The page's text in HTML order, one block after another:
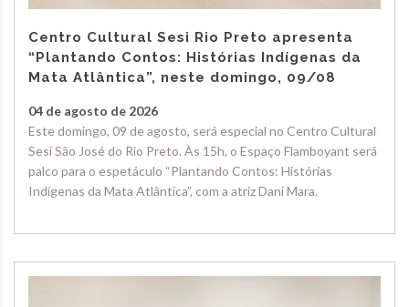
Centro Cultural Sesi Rio Preto apresenta
“Plantando Contos: Histórias Indígenas da
Mata Atlântica”, neste domingo, 09/08
04 de agosto de 2026
Este domingo, 09 de agosto, será especial no Centro Cultural
Sesi São José do Rio Preto. Às 15h, o Espaço Flamboyant será
palco para o espetáculo “Plantando Contos: Histórias
Indígenas da Mata Atlântica”, com a atriz Dani Mara.